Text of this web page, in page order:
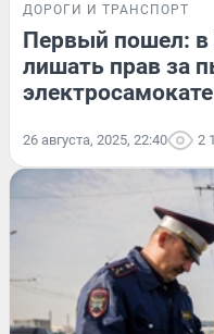
ДОРОГИ И ТРАНСПОРТ
Первый пошел: в
лишать прав за
электросамокате
26 августа, 2025, 22:40 2